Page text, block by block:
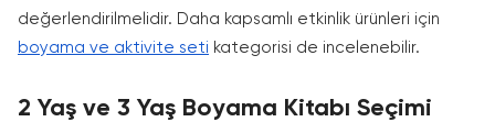
değerlendirilmelidir. Daha kapsamlı etkinlik ürünleri için
boyama ve aktivite seti kategorisi de incelenebilir.
2 Yaş ve 3 Yaş Boyama Kitabı Seçimi